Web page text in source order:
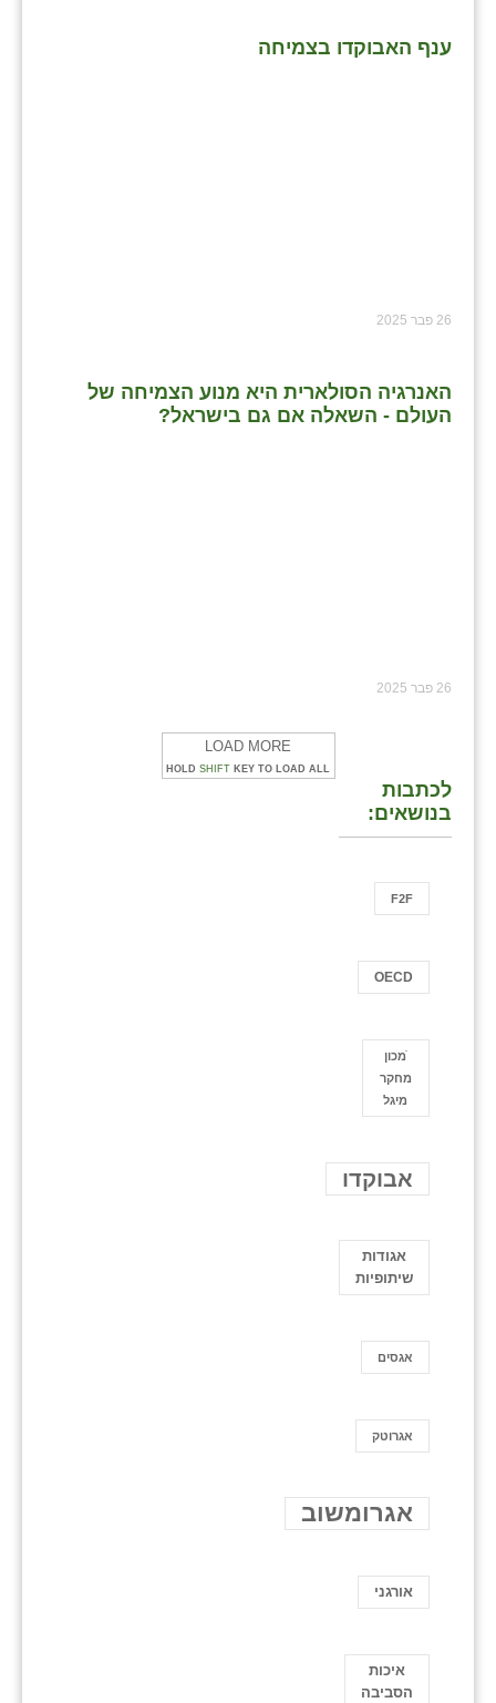
ענף האבוקדו בצמיחה
26 פבר 2025
האנרגיה הסולארית היא מנוע הצמיחה של
העולם - השאלה אם גם בישראל?
26 פבר 2025
LOAD MORE
HOLD SHIFT KEY TO LOAD ALL
לכתבות
בנושאים:
F2F
OECD
ֿמכון
מחקר
מיגל
אבוקדו
אגודות
שיתופיות
אגסים
אגרוטק
אגרומשוב
אורגני
איכות
הסביבה